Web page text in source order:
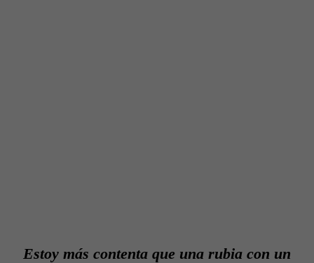
Estoy más contenta que una rubia con un